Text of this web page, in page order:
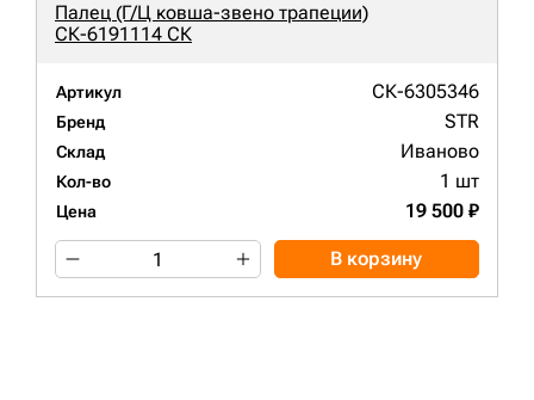
Палец (Г/Ц ковша-звено трапеции)
СК-6191114 СК
Артикул СК-6305346
Бренд STR
Склад Иваново
Кол-во 1 шт
Цена 19 500 ₽
В корзину